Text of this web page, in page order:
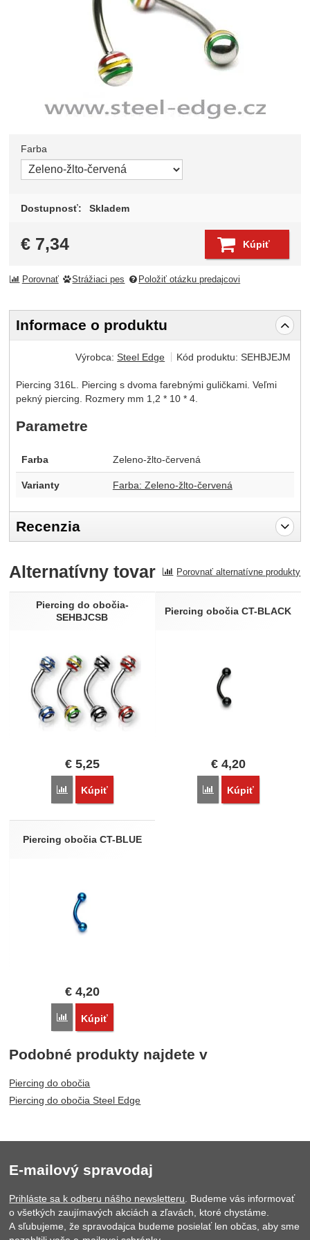
Zvoľte variant
Farba
Dostupnosť: Skladem
€ 7,34 Kúpiť
Porovnať Strážiaci pes Položiť otázku predajcovi
Informace o produktu
Výrobca:Steel Edge Kód produktu:SEHBJEJM
Piercing 316L. Piercing s dvoma farebnými guličkami. Veľmi
pekný piercing. Rozmery mm 1,2 * 10 * 4.
Parametre
Farba Zeleno-žlto-červená
Varianty Farba: Zeleno-žlto-červená
Recenzia
Recenzia
Nebola pridaná žiadna recenzia.
Alternatívny tovar Porovnať alternatívne produkty
Piercing do obočia-
SEHBJCSB
€ 5,25
Porovnať
Kúpiť
Piercing obočia CT-BLACK
€4,20
Porovnať
Kúpiť
Piercing obočia CT-BLUE
€ 4,20
Porovnať
Kúpiť
Podobné produkty najdete v
Piercing do obočia
Piercing do obočia Steel Edge
E-mailový spravodaj
Prihláste sa k odberu nášho newsletteru. Budeme vás informovať
o všetkých zaujímavých akciách a zľavách, ktoré chystáme.
A sľubujeme, že spravodajca budeme posielať len občas, aby sme